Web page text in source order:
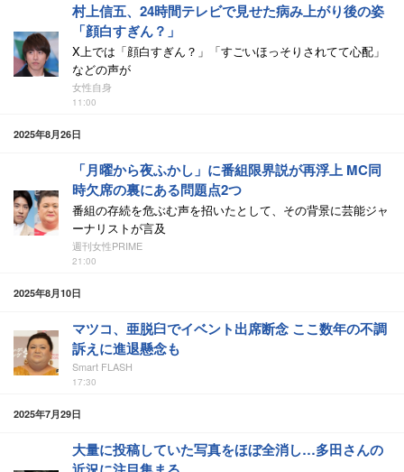
村上信五、24時間テレビで見せた病み上がり後の姿
「顔白すぎん？」
X上では「顔白すぎん？」「すごいほっそりされてて心配」
などの声が
女性自身
11:00
2025年8月26日
「月曜から夜ふかし」に番組限界説が再浮上 MC同
時欠席の裏にある問題点2つ
番組の存続を危ぶむ声を招いたとして、その背景に芸能ジャ
ーナリストが言及
週刊女性PRIME
21:00
2025年8月10日
マツコ、亜脱臼でイベント出席断念 ここ数年の不調
訴えに進退懸念も
Smart FLASH
17:30
2025年7月29日
大量に投稿していた写真をほぼ全消し…多田さんの